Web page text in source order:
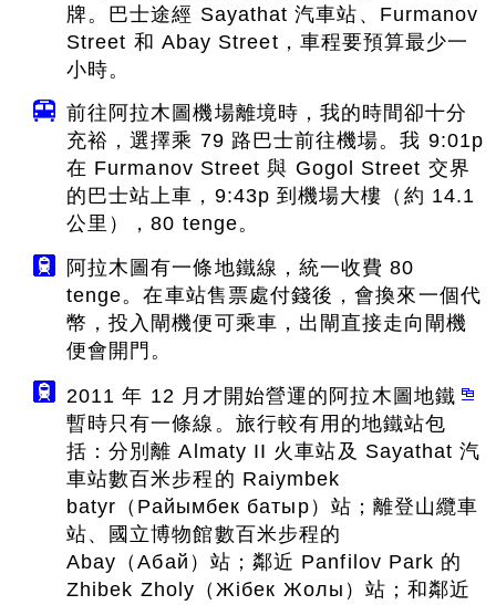
牌。巴士途經 Sayathat 汽車站、Furmanov
Street 和 Abay Street，車程要預算最少一
小時。
前往阿拉木圖機場離境時，我的時間卻十分
充裕，選擇乘 79 路巴士前往機場。我 9:01p
在 Furmanov Street 與 Gogol Street 交界
的巴士站上車，9:43p 到機場大樓（約 14.1
公里），80 tenge。
阿拉木圖有一條地鐵線，統一收費 80
tenge。在車站售票處付錢後，會換來一個代
幣，投入閘機便可乘車，出閘直接走向閘機
便會開門。
2011 年 12 月才開始營運的阿拉木圖地鐵
暫時只有一條線。旅行較有用的地鐵站包
括：分別離 Almaty II 火車站及 Sayathat 汽
車站數百米步程的 Raiymbek
batyr（Райымбек батыр）站；離登山纜車
站、國立博物館數百米步程的
Abay（Абай）站；鄰近 Panfilov Park 的
Zhibek Zholy（Жібек Жолы）站；和鄰近